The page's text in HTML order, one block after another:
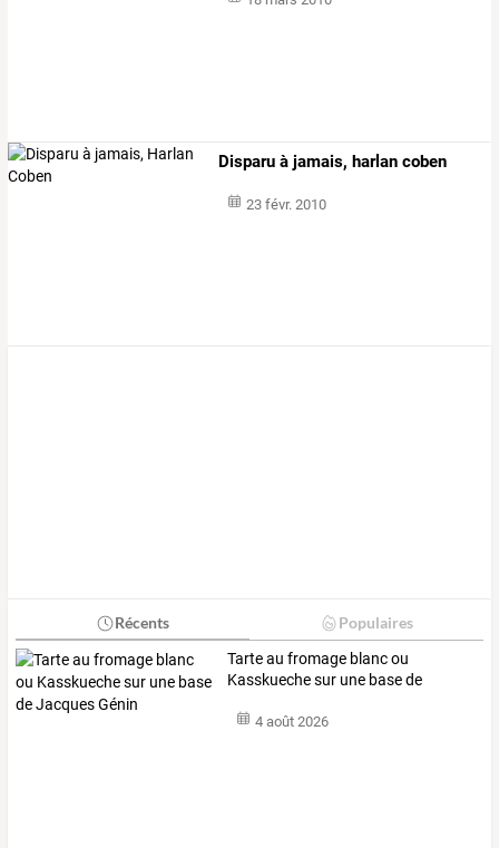
Disparu à jamais, harlan coben
23 févr. 2010
Récents Populaires
Tarteau fromage blancou
Kasskuechesur une basede
4 août 2026